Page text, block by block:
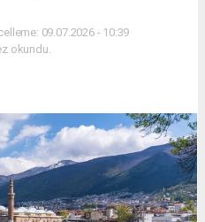
09.07.2026 - 10:39
okundu.